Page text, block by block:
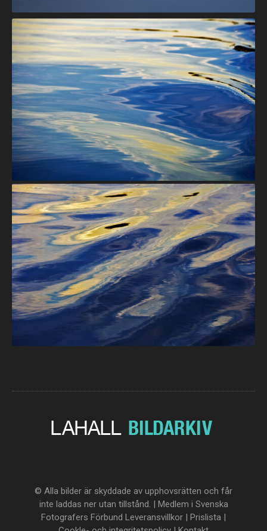
© Alla bilder är skyddade av upphovsrätten och får
inte laddas ner utan tillstånd. | Medlem i Svenska
Fotografers Förbund Leveransvillkor | Prislista |